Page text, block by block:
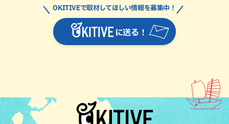
に送る！
OKITIVEで取材してほしい情報を募集中！